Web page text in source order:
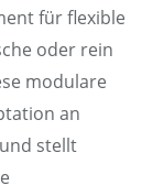
für flexible
oder rein
modulare
an
stellt